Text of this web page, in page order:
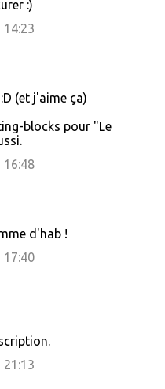
:)
14:23
(et j'aime ça)
blocks pour "Le
16:48
d'hab !
17:40
21:13